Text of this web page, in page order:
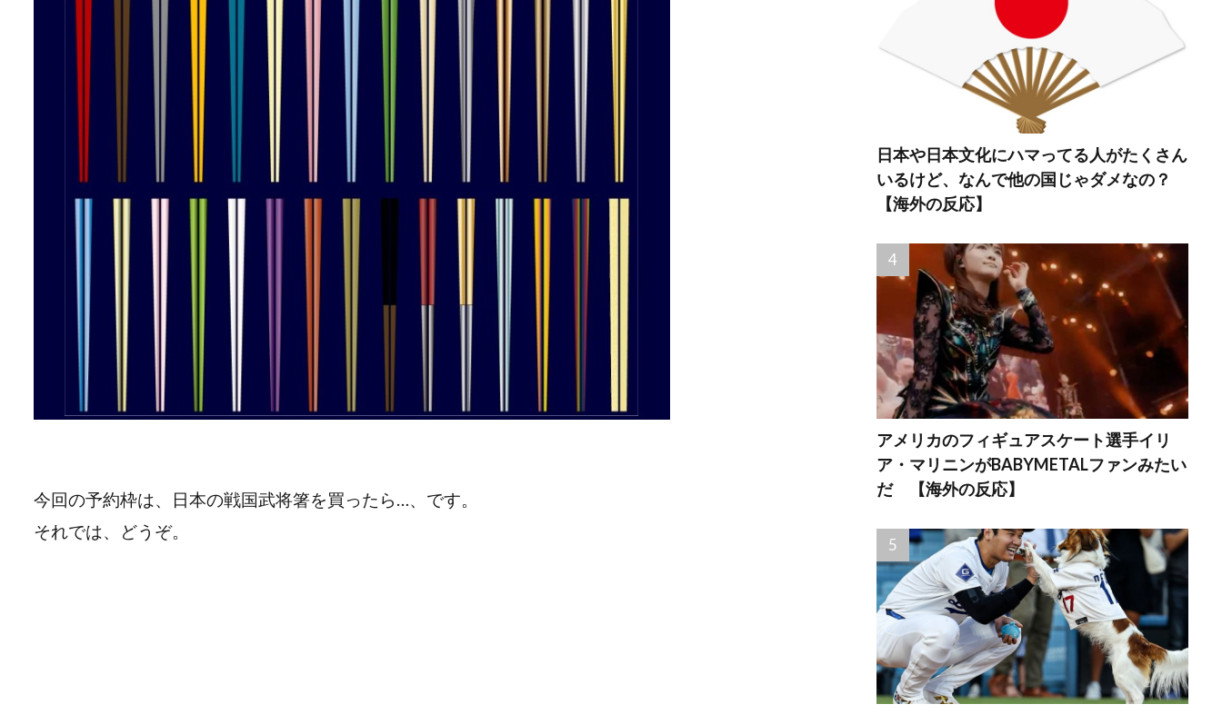
今回の予約枠は、日本の戦国武将箸を買ったら…、です。
それでは、どうぞ。
日本や日本文化にハマってる人がたくさん
いるけど、なんで他の国じゃダメなの？
【海外の反応】
アメリカのフィギュアスケート選手イリ
ア・マリニンがBABYMETALファンみたい
だ 【海外の反応】